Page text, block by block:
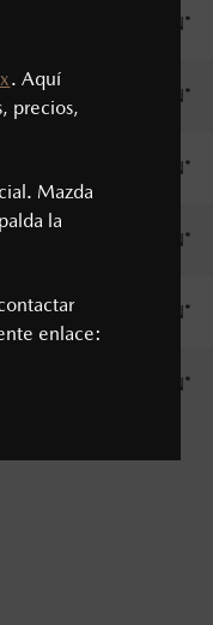
. Aquí
precios,
Mazda
la
enlace:
$5,650.00 MXN*
$5,650.00 MXN*
$5,650.00 MXN*
$5,650.00 MXN*
$5,650.00 MXN*
$5,650.00 MXN*